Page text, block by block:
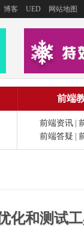
博客 UED 网站地图
前端
前端资讯
前端答疑
化和测试